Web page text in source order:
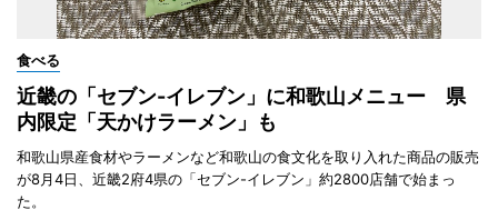
食べる
近畿の「セブン-イレブン」に和歌山メニュー 県
内限定「天かけラーメン」も
和歌山県産食材やラーメンなど和歌山の食文化を取り入れた商品の販売
が8月4日、近畿2府4県の「セブン-イレブン」約2800店舗で始まっ
た。